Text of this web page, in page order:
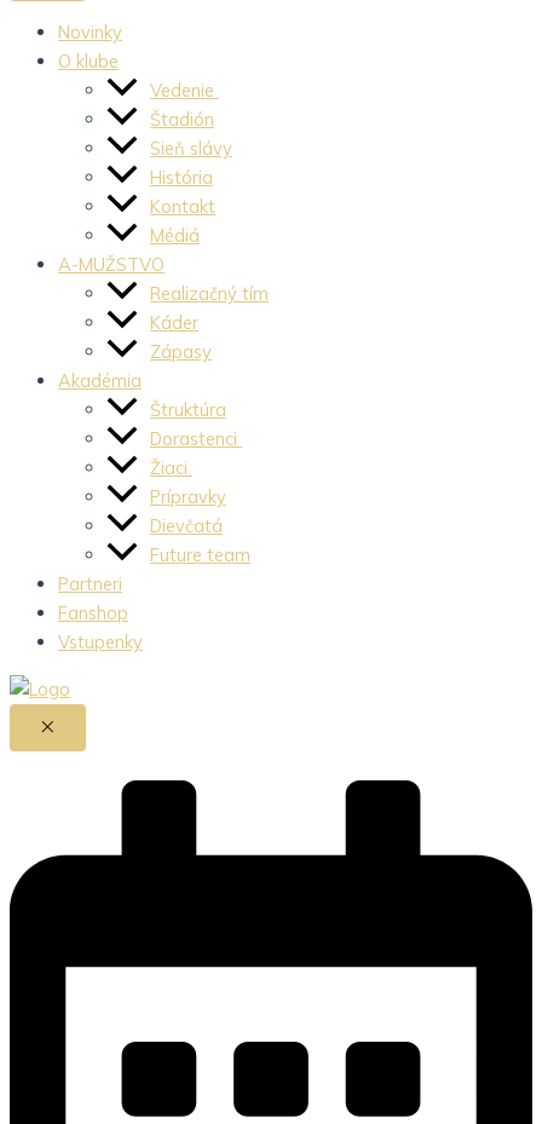
Novinky
O klube
Vedenie
Štadión
Sieň slávy
História
Kontakt
Médiá
A-MUŽSTVO
Realizačný tím
Káder
Zápasy
Akadémia
Štruktúra
Dorastenci
Žiaci
Prípravky
Dievčatá
Future team
Partneri
Fanshop
Vstupenky